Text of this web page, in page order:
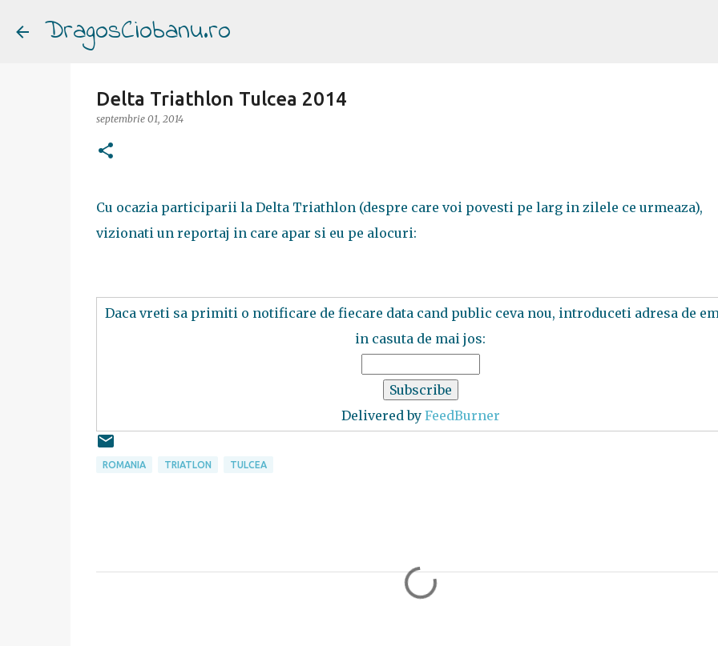
DragosCiobanu.ro
Delta Triathlon Tulcea 2014
septembrie 01, 2014
Cu ocazia participarii la Delta Triathlon (despre care voi povesti pe larg in zilele ce urmeaza),
vizionati un reportaj in care apar si eu pe alocuri:
Daca vreti sa primiti o notificare de fiecare data cand public ceva nou, introduceti adresa de
in casuta de mai jos:
Delivered by FeedBurner
ROMANIA TRIATLON TULCEA